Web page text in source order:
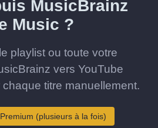
MusicBrainz
Music ?
playlist ou toute votre
vers YouTube
titre manuellement.
Premium (plusieurs à la fois)